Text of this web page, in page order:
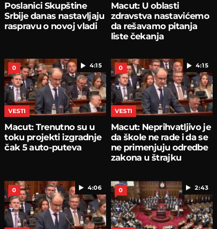
Poslanici Skupštine
Srbije danas nastavljaju
raspravu o novoj vladi
Macut: U oblasti
zdravstva nastavićemo
da rešavamo pitanja
liste čekanja
4:15
0
VESTI
Macut: Trenutno su u
toku projekti izgradnje
čak 5 auto-puteva
4:15
0
VESTI
Macut: Neprihvatljivo je
da škole ne rade i da se
ne primenjuju odredbe
zakona u štrajku
4:06
0 2:43
0